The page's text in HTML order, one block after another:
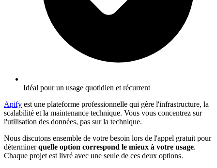
Idéal pour un usage quotidien et récurrent
Apify est une plateforme professionnelle qui gère l'infrastructure, la
scalabilité et la maintenance technique. Vous vous concentrez sur
l'utilisation des données, pas sur la technique.
Nous discutons ensemble de votre besoin lors de l'appel gratuit pour
déterminerquelle option correspond le mieux à votre usage.
Chaque projet est livré avec une seule de ces deux options.